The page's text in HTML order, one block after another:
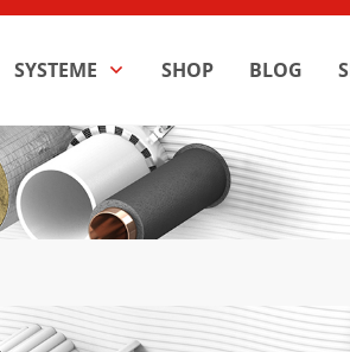
SYSTEME SHOP BLOG